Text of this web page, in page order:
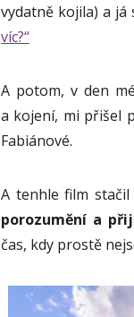
vydatně kojila) a já
víc?“
A potom, v den
a kojení, mi přišel
Fabiánové.
A tenhle film
porozumění a
čas, kdy prostě